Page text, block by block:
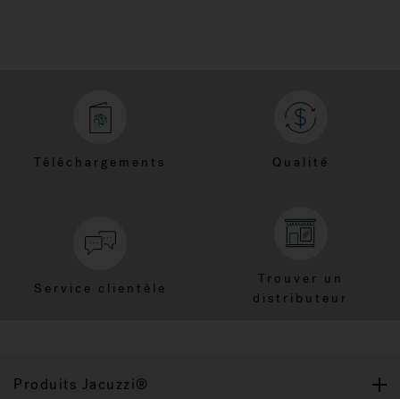
Téléchargements Qualité
Service clientèle
Trouver un
distributeur
Produits Jacuzzi®